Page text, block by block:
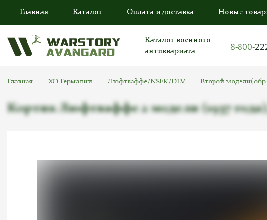
Главная Каталог Оплата и доставка Новые
Каталог военного
антиквариата
8-800-
Главная ХО Германии Люфтваффе/NSFK/DLV Второй модели(обр
Кортик Люфтваффе 2 модели (1937